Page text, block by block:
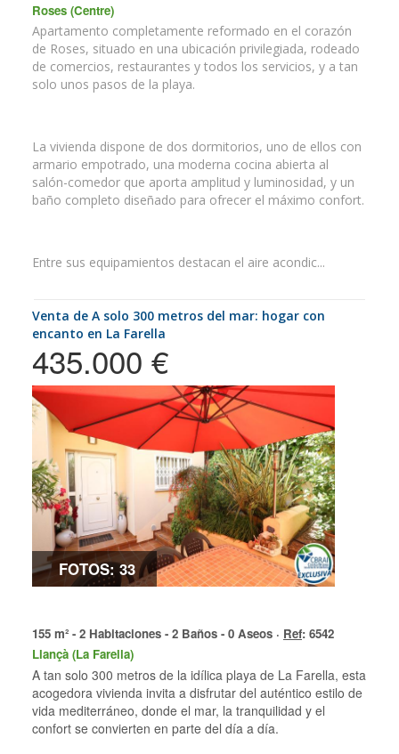
Roses (Centre)
Apartamento completamente reformado en el corazón
de Roses, situado en una ubicación privilegiada, rodeado
de comercios, restaurantes y todos los servicios, y a tan
solo unos pasos de la playa.
La vivienda dispone de dos dormitorios, uno de ellos con
armario empotrado, una moderna cocina abierta al
salón-comedor que aporta amplitud y luminosidad, y un
baño completo diseñado para ofrecer el máximo confort.
Entre sus equipamientos destacan el aire acondic...
Venta de A solo 300 metros del mar: hogar con
encanto en La Farella
435.000 €
FOTOS: 33
155 m² - 2 Habitaciones - 2 Baños - 0 Aseos · Ref: 6542
Llançà (La Farella)
A tan solo 300 metros de la idílica playa de La Farella, esta
acogedora vivienda invita a disfrutar del auténtico estilo de
vida mediterráneo, donde el mar, la tranquilidad y el
confort se convierten en parte del día a día.